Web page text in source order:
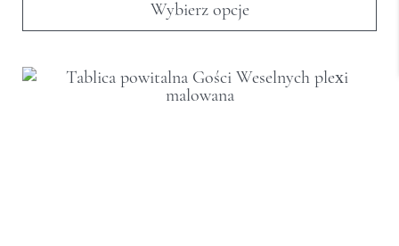
Wybierz opcje